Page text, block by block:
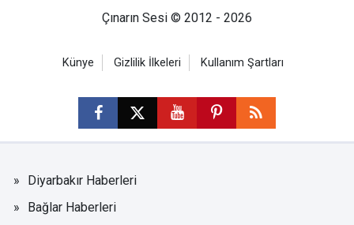
Çınarın Sesi © 2012 - 2026
Künye Gizlilik İlkeleri Kullanım Şartları
Diyarbakır Haberleri
Bağlar Haberleri